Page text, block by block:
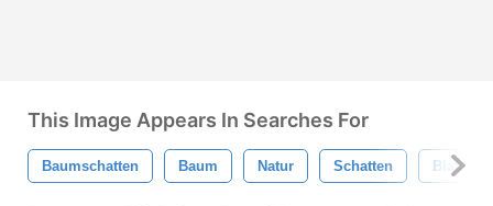
This Image Appears In Searches For
Baumschatten Baum Natur Schatten Blatt